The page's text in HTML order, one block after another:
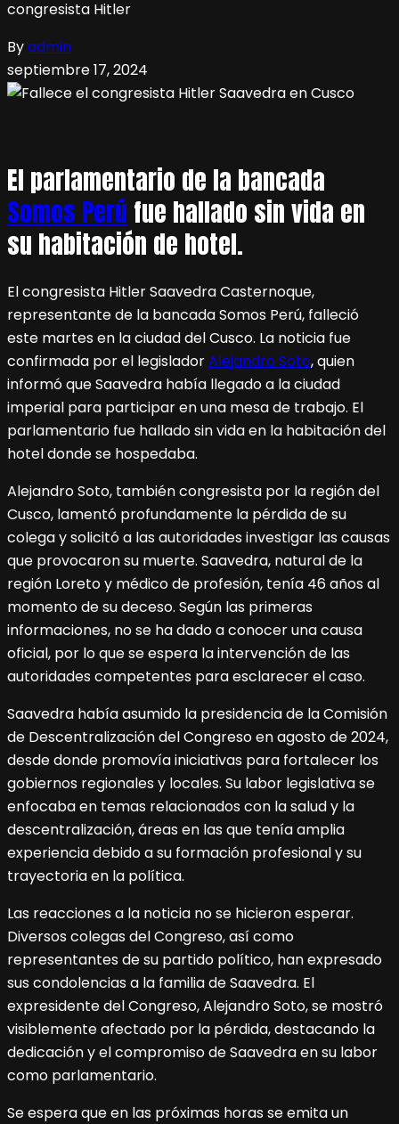
congresista Hitler
Byadmin
septiembre 17, 2024
El parlamentario de la bancada
Somos Perú fue hallado sin vida en
su habitación de hotel.
El congresista Hitler Saavedra Casternoque,
representante de la bancada Somos Perú, falleció
este martes en la ciudad del Cusco. La noticia fue
confirmada por el legisladorAlejandro Soto, quien
informó que Saavedra había llegado a la ciudad
imperial para participar en una mesa de trabajo. El
parlamentario fue hallado sin vida en la habitación del
hotel donde se hospedaba.
Alejandro Soto, también congresista por la región del
Cusco, lamentó profundamente la pérdida de su
colega y solicitó a las autoridades investigar las causas
que provocaron su muerte. Saavedra, natural de la
región Loreto y médico de profesión, tenía 46 años al
momento de su deceso. Según las primeras
informaciones, no se ha dado a conocer una causa
oficial, por lo que se espera la intervención de las
autoridades competentes para esclarecer el caso.
Saavedra había asumido la presidencia de la Comisión
de Descentralización del Congreso en agosto de 2024,
desde donde promovía iniciativas para fortalecer los
gobiernos regionales y locales. Su labor legislativa se
enfocaba en temas relacionados con la salud y la
descentralización, áreas en las que tenía amplia
experiencia debido a su formación profesional y su
trayectoria en la política.
Las reacciones a la noticia no se hicieron esperar.
Diversos colegas del Congreso, así como
representantes de su partido político, han expresado
sus condolencias a la familia de Saavedra. El
expresidente del Congreso, Alejandro Soto, se mostró
visiblemente afectado por la pérdida, destacando la
dedicación y el compromiso de Saavedra en su labor
como parlamentario.
Se espera que en las próximas horas se emita un